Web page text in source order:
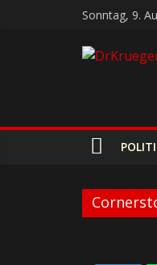
Sonntag, 9.